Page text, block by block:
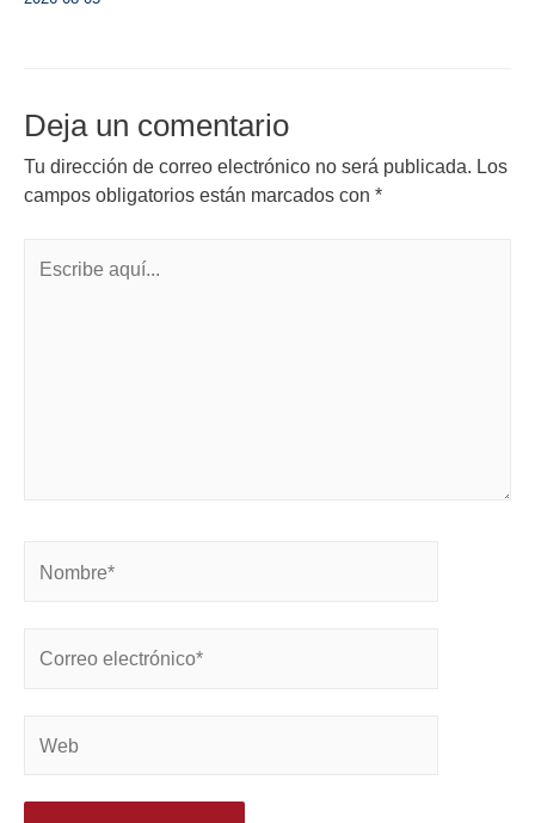
Deja un comentario
Tu dirección de correo electrónico no será publicada. Los
campos obligatorios están marcados con *